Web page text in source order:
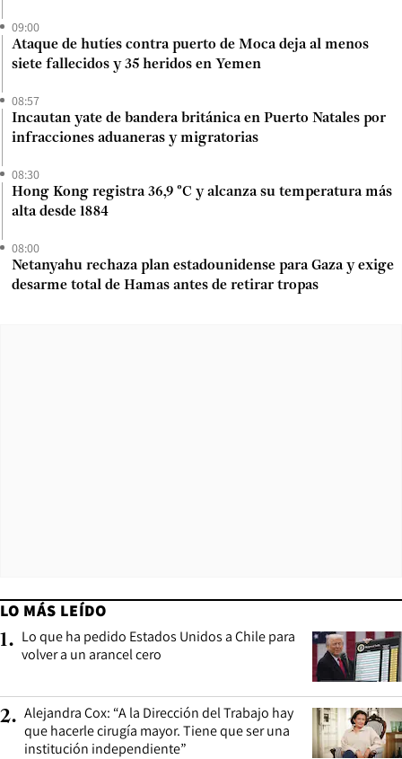
09:00
Ataque de hutíes contra puerto de Moca deja al menos
siete fallecidos y 35 heridos en Yemen
08:57
Incautan yate de bandera británica en Puerto Natales por
infracciones aduaneras y migratorias
08:30
Hong Kong registra 36,9 °C y alcanza su temperatura más
alta desde 1884
08:00
Netanyahu rechaza plan estadounidense para Gaza y exige
desarme total de Hamas antes de retirar tropas
LO MÁS LEÍDO
1. Lo que ha pedido Estados Unidos a Chile para
volver a un arancel cero
2. Alejandra Cox: “A la Dirección del Trabajo hay
que hacerle cirugía mayor. Tiene que ser una
institución independiente”